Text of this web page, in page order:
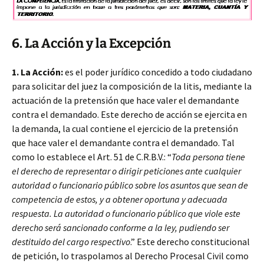
6. La Acción y la Excepción
1. La Acción:es el poder jurídico concedido a todo ciudadano
para solicitar del juez la composición de la litis, mediante la
actuación de la pretensión que hace valer el demandante
contra el demandado. Este derecho de acción se ejercita en
la demanda, la cual contiene el ejercicio de la pretensión
que hace valer el demandante contra el demandado. Tal
como lo establece el Art. 51 de C.R.B.V.: “Toda persona tiene
el derecho de representar o dirigir peticiones ante cualquier
autoridad o funcionario público sobre los asuntos que sean de
competencia de estos, y a obtener oportuna y adecuada
respuesta. La autoridad o funcionario público que viole este
derecho será sancionado conforme a la ley, pudiendo ser
destituido del cargo respectivo.” Este derecho constitucional
de petición, lo traspolamos al Derecho Procesal Civil como